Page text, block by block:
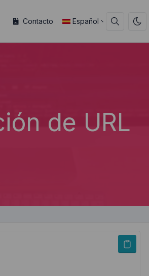
Contacto Español
de URL